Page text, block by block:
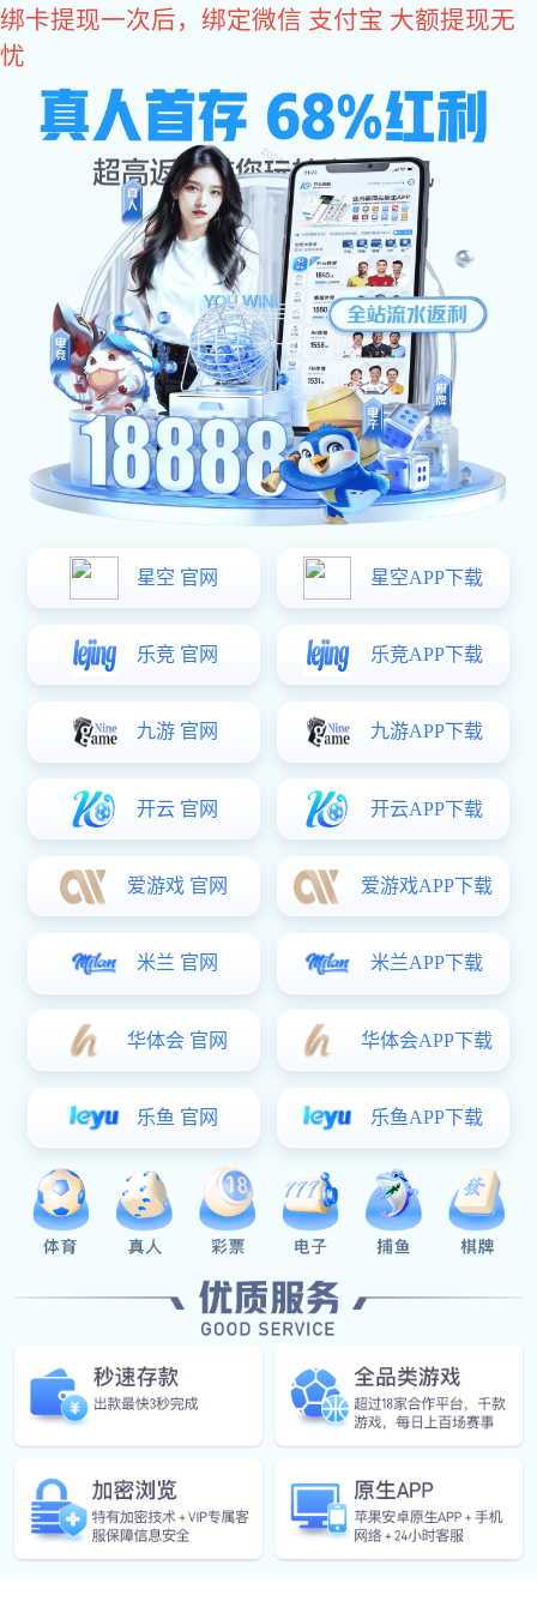
长运娱乐
长运娱乐-科技赋能场景,让平台更有创意! cyyl 为您提供专业的
鸿振输送带
HONGZHEN CONVEYOR BELT
一站式输送带解
与时俱进为客户提供满意产
网站长运娱乐 公司简介 PVC输送带 PU输送带
您当前位置：长运娱乐>长运娱乐 中心>
食品输送
加工车间，PU食品输送带都能满足高标准的卫生要求，同时提
PU食品输送带的核心优势
PU食品输送带采用聚氨酯材质制成，这种材料不仅具有
1. 有效卫生：PU材质表面光滑，不易滋生细菌，非
2. 耐用性强：相比传统输送带，PU食品输送带的使
3. 灵活性高：可以根据不同的生产需求定制宽度、厚
PU食品输送带的应用领域
PU食品输送带广泛应用于各种食品加工环节中，从原材
1. 烘焙行业：用于面包、蛋糕等产品的冷却和输送。
2. 冷冻食品：适用于速冻水饺、冰淇淋等低温加工场
3. 肉类加工：确保生肉和熟食的有效传输，同时符合
如何选择合适的PU食品输送带
在选购PU食品输送带时，企业需要综合考虑多个因素，以
等。其次，根据生产规模选择适当的宽度和长度。
2. 定制化服务：一些供应商提供量身定制的服务，帮
3. 售后支持：选择一家提供优质售后服务的品牌，能